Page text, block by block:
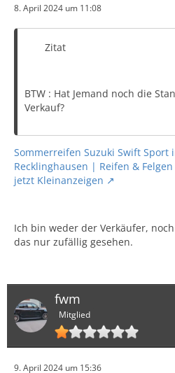
8. April 2024 um 11:08
Zitat
BTW : Hat Jemand noch die
Verkauf?
Sommerreifen Suzuki Swift
Recklinghausen | Reifen &
jetzt Kleinanzeigen
Ich bin weder der Verkäufer,
das nur zufällig gesehen.
fwm
Mitglied
9. April 2024 um 15:36